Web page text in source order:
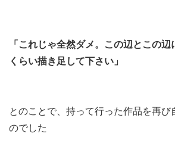
「これじゃ全然ダメ。この辺とこの辺
くらい描き足して下さい」
とのことで、持って行った作品を再び
のでした